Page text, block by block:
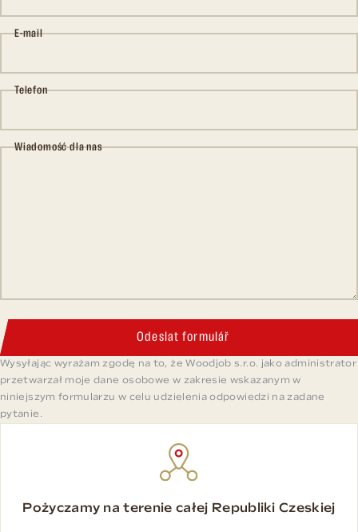
E-mail
Telefon
Wiadomość dla nas
Odeslat formulář
Wysyłając wyrażam zgodę na to, że Woodjob s.r.o. jako administrator
przetwarzał moje dane osobowe w zakresie wskazanym w
niniejszym formularzu w celu udzielenia odpowiedzi na zadane
pytanie.
Pożyczamy na terenie całej Republiki Czeskiej